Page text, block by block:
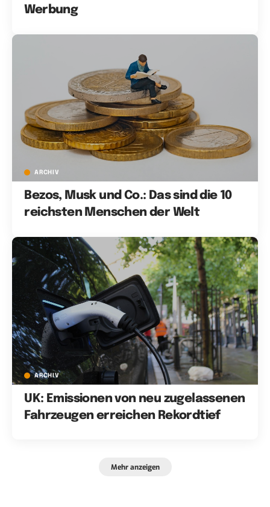
Werbung
ARCHIV
Bezos, Musk und Co.: Das sind die 10
reichsten Menschen der Welt
ARCHIV
UK: Emissionen von neu zugelassenen
Fahrzeugen erreichen Rekordtief
Mehr anzeigen